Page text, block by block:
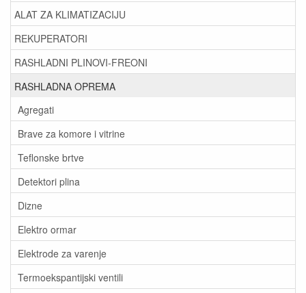
ALAT ZA KLIMATIZACIJU
REKUPERATORI
RASHLADNI PLINOVI-FREONI
RASHLADNA OPREMA
Agregati
Brave za komore i vitrine
Teflonske brtve
Detektori plina
Dizne
Elektro ormar
Elektrode za varenje
Termoekspantijski ventili